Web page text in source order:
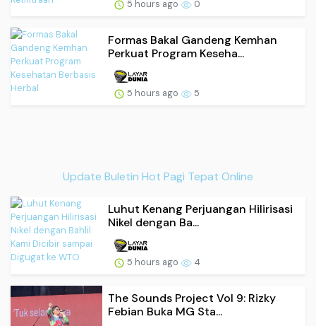
5 hours ago 0
Formas Bakal Gandeng Kemhan
Perkuat Program Keseha...
5 hours ago 5
Update Buletin Hot Pagi Tepat Online
Luhut Kenang Perjuangan Hilirisasi
Nikel dengan Ba...
5 hours ago 4
The Sounds Project Vol 9: Rizky
Febian Buka MG Sta...